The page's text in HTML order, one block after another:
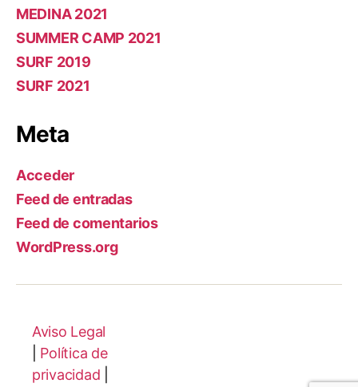
MEDINA 2021
SUMMER CAMP 2021
SURF 2019
SURF 2021
Meta
Acceder
Feed de entradas
Feed de comentarios
WordPress.org
Aviso Legal
Política de
privacidad